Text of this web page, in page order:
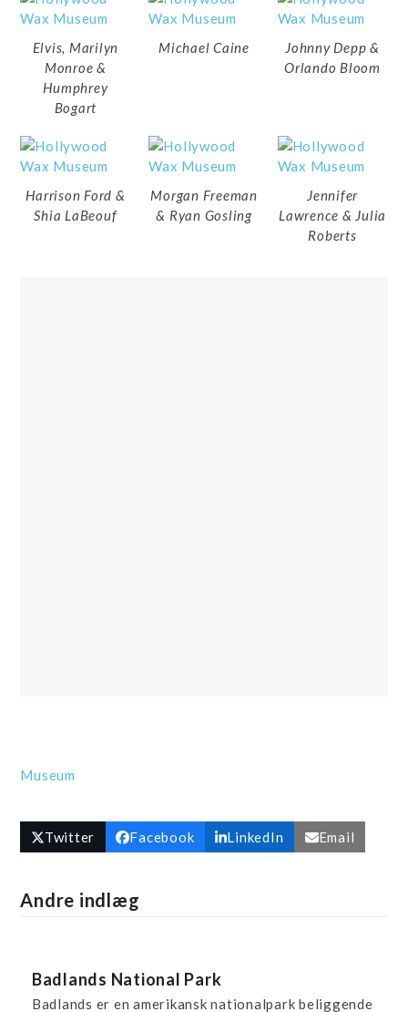
Elvis, Marilyn
Monroe &
Humphrey
Bogart
Michael Caine
Johnny Depp &
Orlando Bloom
Harrison Ford &
Shia LaBeouf
Morgan Freeman
& Ryan Gosling
Jennifer
Lawrence & Julia
Roberts
Museum
Twitter Facebook LinkedIn Email
Andre indlæg
Badlands National Park
Badlands er en amerikansk nationalpark beliggende